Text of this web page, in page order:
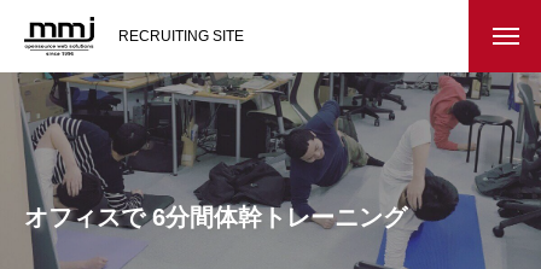
RECRUITING SITE
会社を知る
メッセージ
会社概要
オフィスで 6分間体幹トレーニング